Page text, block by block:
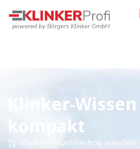
Klinker-Wissen
kompakt
Klinker im Onlineshop ansehen